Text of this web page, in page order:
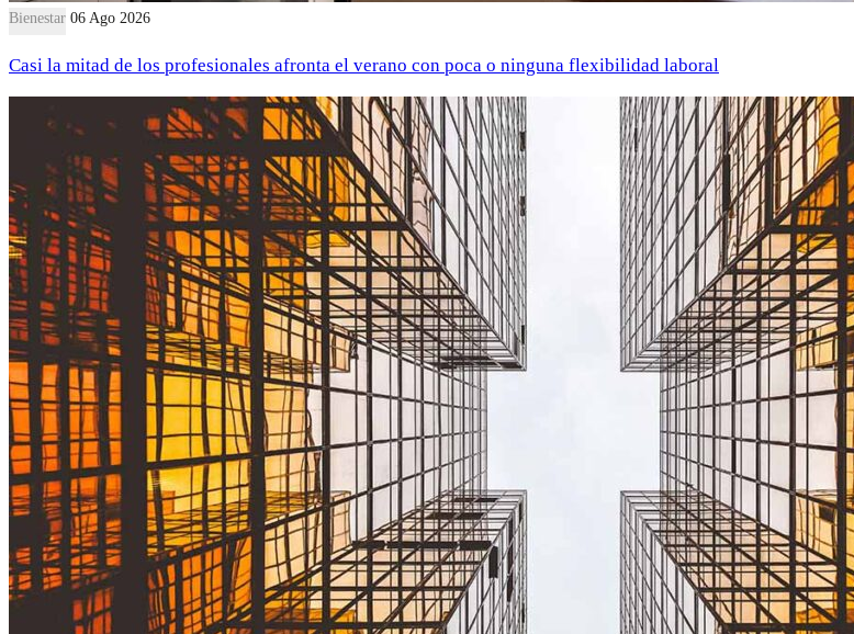
Bienestar 06 Ago 2026
Casi la mitad de los profesionales afronta el verano con poca o ninguna flexibilidad laboral